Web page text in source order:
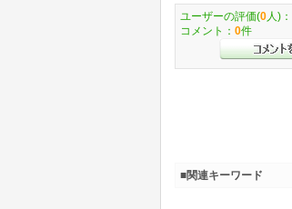
ユーザーの評価(0 人)：
コメント： 0件
■関連キーワード